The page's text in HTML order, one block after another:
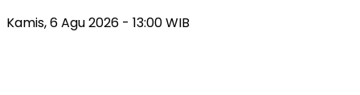
Kamis, 6 Agu 2026 - 13:00 WIB